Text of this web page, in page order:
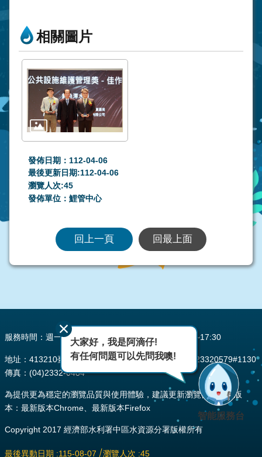
相關圖片
發佈日期：112-04-06
最後更新日期:112-04-06
瀏覽人次:45
發佈單位：鯉管中心
回上一頁 回最上面
服務時間：週一至週五 AM08:00~12:00 PM13:30~17:30
地址：413210臺中市霧峰區峰堤路195號 電話：(04)23320579#1130
傳真：(04)2332-0484
為提供更為穩定的瀏覽品質與使用體驗，建議更新瀏覽器至以下版
本：最新版本Chrome、最新版本Firefox
Copyright 2017 經濟部水利署中區水資源分署版權所有
最後異動日期 115-08-07 瀏覽人次 45
大家好，我是阿滴仔!
有任何問題可以先問我噢!
智能服務台